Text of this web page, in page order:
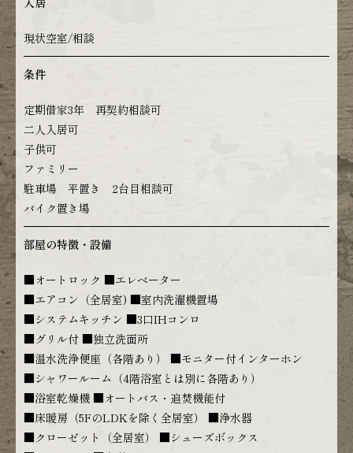
現状空室/相談
条件
定期借家3年 再契約相談可
二人入居可
子供可
ファミリー
駐車場 平置き 2台目相談可
バイク置き場
部屋の特徴・設備
■オートロック ■エレベーター
■エアコン（全居室) ■室内洗濯機置場
■システムキッチン ■3口IHコンロ
■グリル付 ■独立洗面所
■温水洗浄便座（各階あり） ■モニター付インターホン
■シャワールーム（4階浴室とは別に各階あり）
■浴室乾燥機 ■オートバス・追焚機能付
■床暖房（5FのLDKを除く全居室） ■浄水器
■クローゼット（全居室） ■シューズボックス